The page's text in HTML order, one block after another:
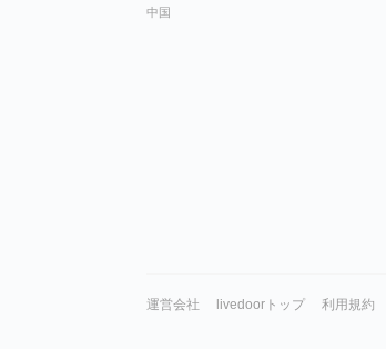
中国
運営会社 livedoorトップ 利用規約